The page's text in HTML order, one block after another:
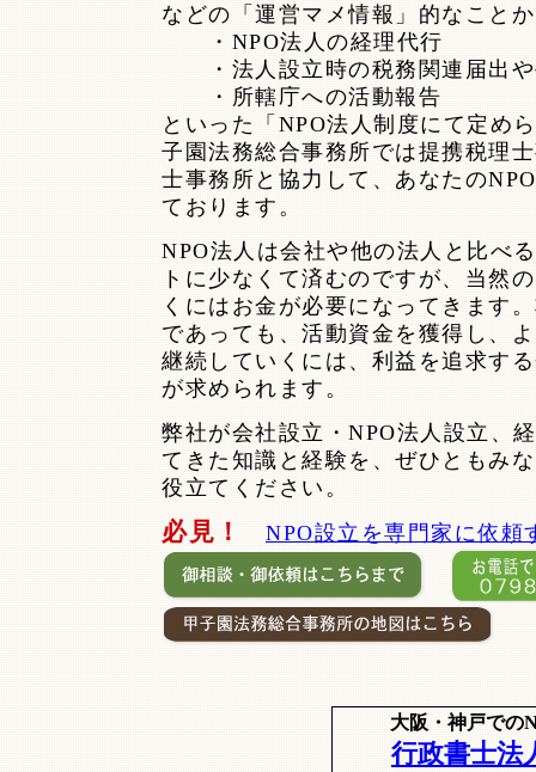
などの「運営マメ情報」的なこと
・NPO法人の経理代行
・法人設立時の税務関連届出や
・所轄庁への活動報告
といった「NPO法人制度にて定め
子園法務総合事務所では提携税理
士事務所と協力して、あなたの
ております。
NPO法人は会社や他の法人と比べ
トに少なくて済むのですが、当然
くにはお金が必要になってきます
であっても、活動資金を獲得し、
継続していくには、利益を追求す
が求められます。
弊社が会社設立・NPO法人設立、
てきた知識と経験を、ぜひともみ
役立てください。
必見！ NPO設立を専門家に依頼
大阪・神戸での
行政書士法